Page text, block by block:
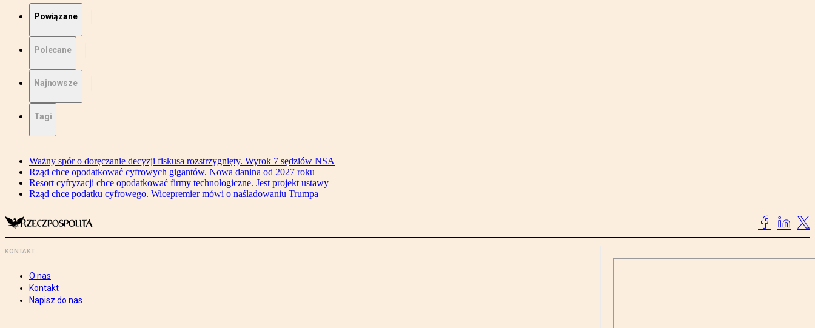
Powiązane
Polecane
Najnowsze
Tagi
Ważny spór o doręczanie decyzji fiskusa rozstrzygnięty. Wyrok 7 sędziów NSA
Rząd chce opodatkować cyfrowych gigantów. Nowa danina od 2027 roku
Resort cyfryzacji chce opodatkować firmy technologiczne. Jest projekt ustawy
Rząd chce podatku cyfrowego. Wicepremier mówi o naśladowaniu Trumpa
KONTAKT
O nas
Kontakt
Napisz do nas